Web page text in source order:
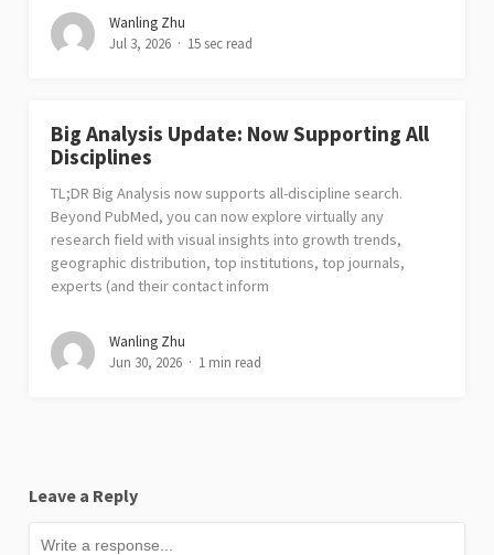
Wanling Zhu
Jul 3, 2026
15 sec read
Big Analysis Update: Now Supporting All
Disciplines
TL;DR Big Analysis now supports all-discipline search.
Beyond PubMed, you can now explore virtually any
research field with visual insights into growth trends,
geographic distribution, top institutions, top journals,
experts (and their contact inform
Wanling Zhu
Jun 30, 2026
1 min read
Leave a Reply